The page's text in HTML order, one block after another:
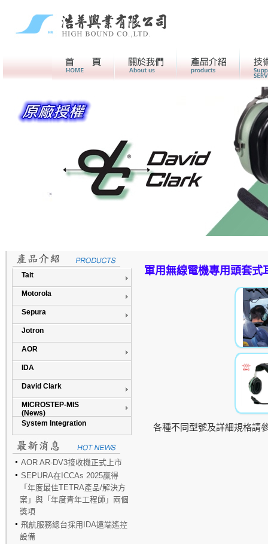
Tait
Motorola
Sepura
Jotron
AOR
IDA
David Clark
MICROSTEP-MIS
(News)
System Integration
AOR AR-DV3接收機正式上市
SEPURA在ICCAs 2025贏得
「年度最佳TETRA產品/解決方
案」與「年度青年工程師」兩個
獎項
飛航服務總台採用IDA遠端遙控
設備
軍用無線電機專用頭套式
各種不同型號及詳細規格請